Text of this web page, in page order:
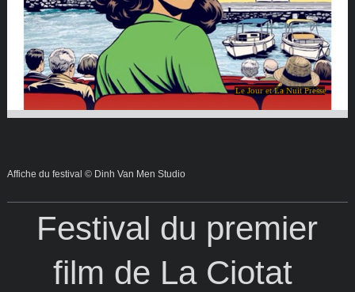
Le Jour et La Nuit Presse
Affiche du festival © Dinh Van Men Studio
Festival du premier
film de La Ciotat